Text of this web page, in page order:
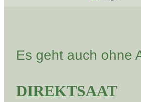
Es geht auch ohne
DIREKTSAAT